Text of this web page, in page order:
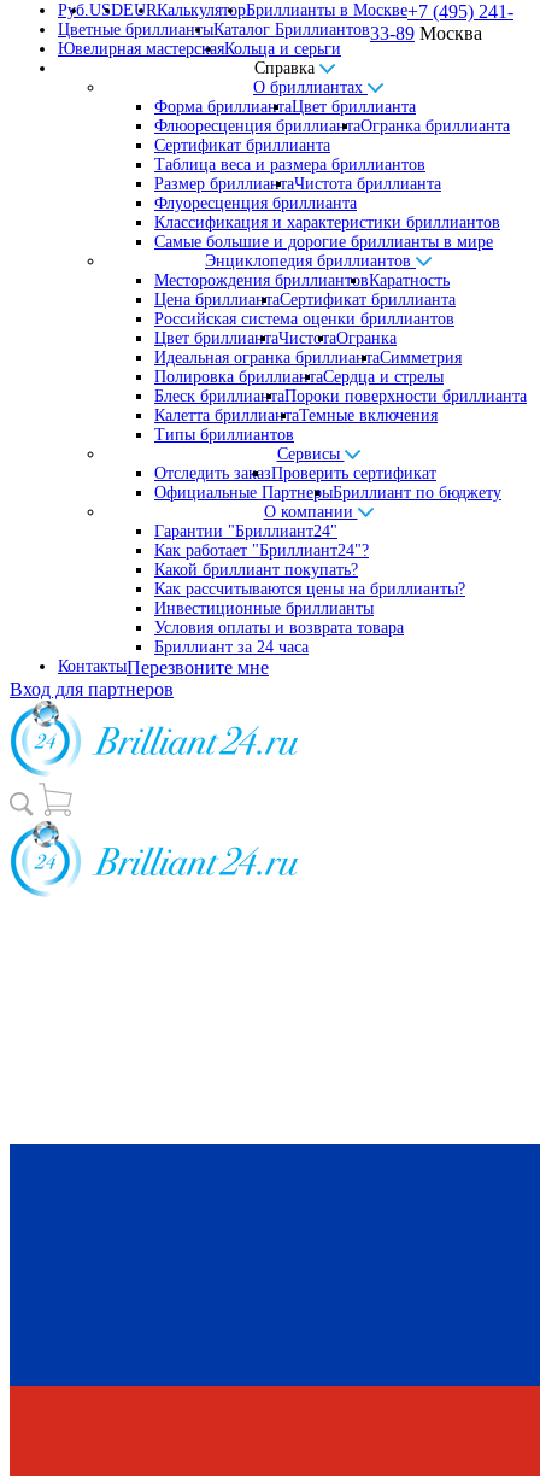
Руб.USDEURКалькуляторБриллианты в Москве
Цветные бриллиантыКаталог Бриллиантов
Ювелирная мастерскаяКольца и серьги
Справка
О бриллиантах
Форма бриллиантаЦвет бриллианта
Флюоресценция бриллиантаОгранка бриллианта
Сертификат бриллианта
Таблица веса и размера бриллиантов
Размер бриллиантаЧистота бриллианта
Флуоресценция бриллианта
Классификация и характеристики бриллиантов
Самые большие и дорогие бриллианты в мире
Энциклопедия бриллиантов
Месторождения бриллиантовКаратность
Цена бриллиантаСертификат бриллианта
Российская система оценки бриллиантов
Цвет бриллиантаЧистотаОгранка
Идеальная огранка бриллиантаСимметрия
Полировка бриллиантаСердца и стрелы
Блеск бриллиантаПороки поверхности бриллианта
Калетта бриллиантаТемные включения
Типы бриллиантов
Сервисы
Отследить заказПроверить сертификат
Официальные ПартнерыБриллиант по бюджету
О компании
Гарантии "Бриллиант24"
Как работает "Бриллиант24"?
Какой бриллиант покупать?
Как рассчитываются цены на бриллианты?
Инвестиционные бриллианты
Условия оплаты и возврата товара
Бриллиант за 24 часа
Контакты
+7 (495) 241-
33-89 Москва
Перезвоните мне
Вход для партнеров